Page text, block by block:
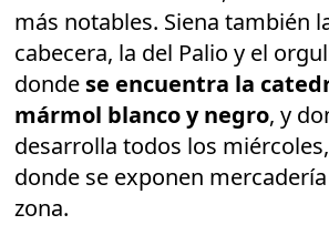
más notables. Siena también
cabecera, la del Palio y el
donde se encuentra la
mármol blanco y negro, y
desarrolla todos los
donde se exponen
zona.